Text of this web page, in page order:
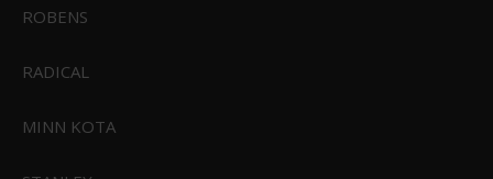
ROBENS
RADICAL
MINN KOTA